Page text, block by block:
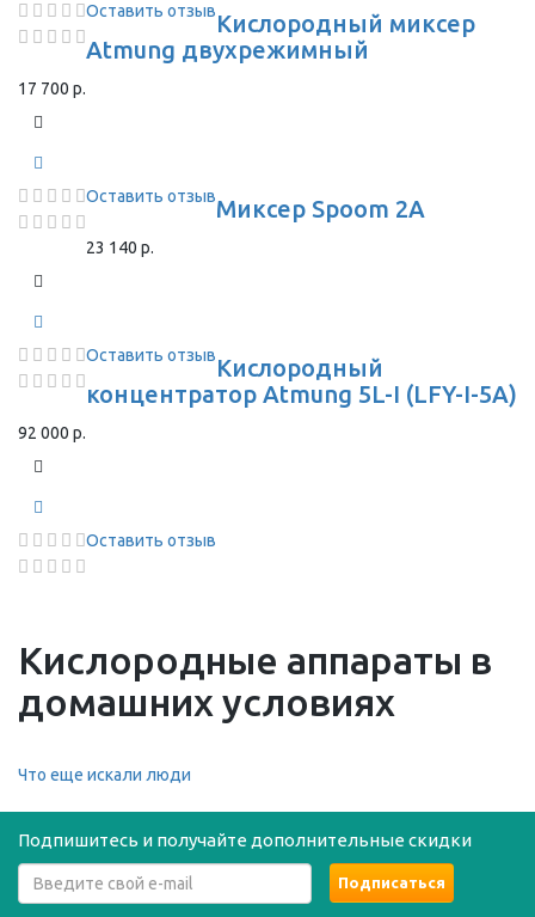
Оставить отзывКислородный миксер
Atmung двухрежимный
17 700 р.
Оставить отзывМиксер Spoom 2A
23 140 р.
Оставить отзывКислородный
концентратор Atmung 5L-I (LFY-I-5A)
92 000 р.
Оставить отзыв
Кислородные аппараты в
домашних условиях
Что еще искали люди
Подпишитесь и получайте дополнительные скидки